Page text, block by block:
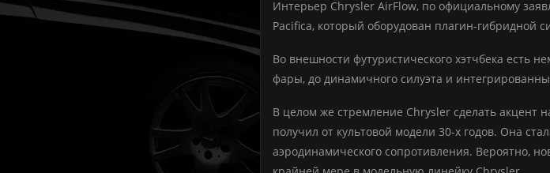
Интерьер Chrysler AirFlow, по официальному
Pacifica, который оборудован плагин-гибридной
Во внешности футуристического хэтчбека есть
фары, до динамичного силуэта и
В целом же стремление Chrysler сделать акцент
получил от культовой модели 30-х годов. Она
аэродинамического сопротивления. Вероятно,